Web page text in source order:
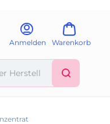
Anmelden Warenkorb